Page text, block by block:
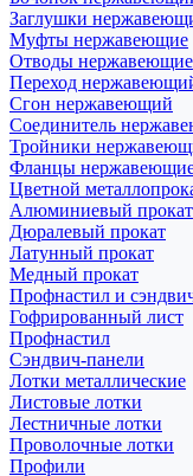
Заглушки
Муфты нержавеющие
Отводы нержавеющие
Переход
Сгон нержавеющий
Соединитель
Тройники
Фланцы
Цветной
Алюминиевый прокат
Дюралевый прокат
Латунный прокат
Медный прокат
Профнастил и
Гофрированный лист
Профнастил
Сэндвич-панели
Лотки металлические
Листовые лотки
Лестничные лотки
Проволочные лотки
Профили